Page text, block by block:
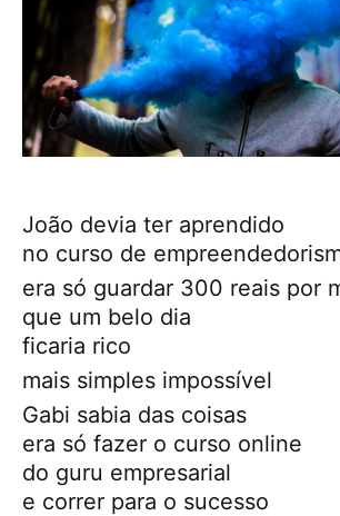
João devia ter aprendido
no curso de
era só guardar 300 reais por
que um belo dia
ficaria rico
mais simples impossível
Gabi sabia das coisas
era só fazer o curso online
do guru empresarial
e correr para o sucesso